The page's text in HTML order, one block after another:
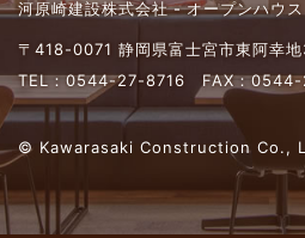
河原崎建設株式会社 - オープンハウス
〒418-0071 静岡県富士宮市東阿幸
TEL：0544-27-8716 FAX：0544-
© Kawarasaki Construction Co.,